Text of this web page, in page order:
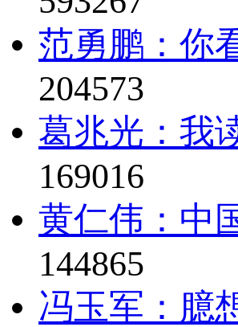
范勇鹏：你
204573
葛兆光：我
169016
黄仁伟：中
144865
冯玉军：臆